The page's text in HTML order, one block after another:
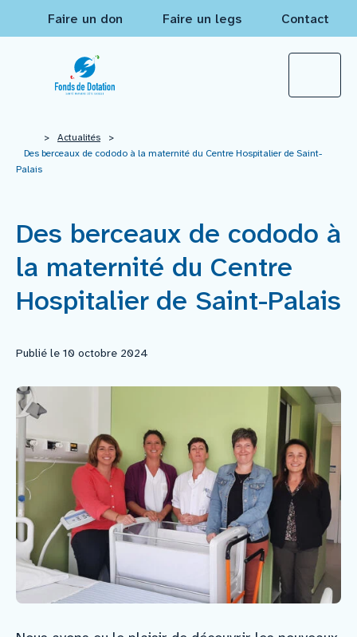
Faire un don Faire un legs Contact
Qui sommes-nous ?
Projets à financer
Nos réalisations
Faire un don
Faire un legs
Contact
> Actualités
>
Des berceaux de cododo à la maternité du Centre Hospitalier de Saint-
Palais
Des berceaux de cododo à
la maternité du Centre
Hospitalier de Saint-Palais
Publié le 10 octobre 2024